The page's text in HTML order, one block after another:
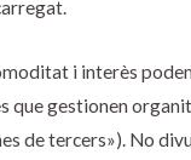
i interès
que gestionen
de tercers»). No